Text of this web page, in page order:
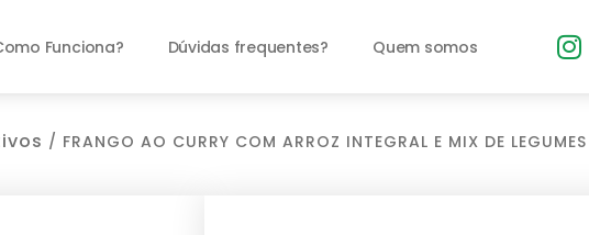
Funciona? Dúvidas frequentes? Quem somos
/ FRANGO AO CURRY COM ARROZ INTEGRAL E MIX DE